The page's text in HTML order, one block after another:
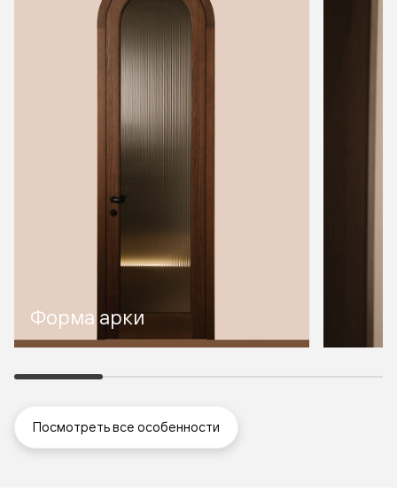
Форма арки
Посмотреть все особенности